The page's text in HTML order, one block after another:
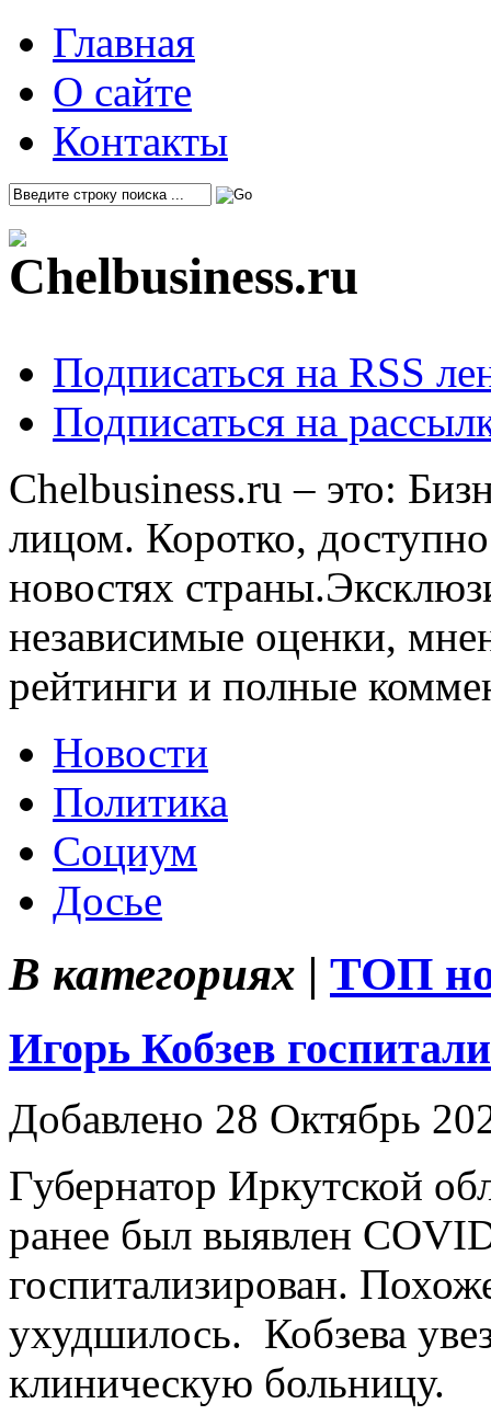
Главная
О сайте
Контакты
Подписаться на RSS
Подписаться на
Chelbusiness.ru – это:
лицом. Коротко,
новостях
независимые оценки,
рейтинги и полные
Новости
Политика
Социум
Досье
В категориях | ТОП
Игорь Кобзев
Добавлено 28 Октябрь
Губернатор Иркутской
ранее был выявлен
госпитализирован.
ухудшилось. Кобзева
клиническую больницу.